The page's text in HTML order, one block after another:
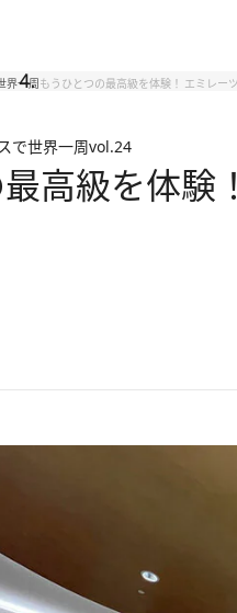
界一周もうひとつの最高級を体験！ エミレー
で世界一周vol.24
高級を体験